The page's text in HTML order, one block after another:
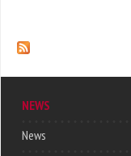
NEWS
News